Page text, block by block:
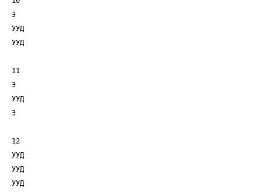
Э
УУД
УУД
11
Э
УУД
Э
12
УУД
УУД
УУД